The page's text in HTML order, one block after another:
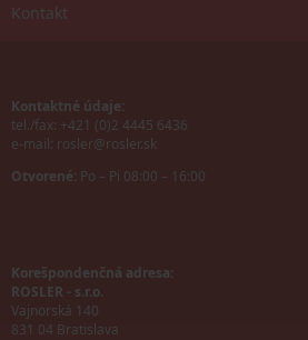
Kontakt
Kontaktné údaje:
tel./fax: +421 (0)2 4445 6436
e-mail: rosler@rosler.sk
Otvorené: Po – Pi 08:00 – 16:00
Korešpondenčná adresa:
ROSLER - s.r.o.
Vajnorská 140
831 04 Bratislava